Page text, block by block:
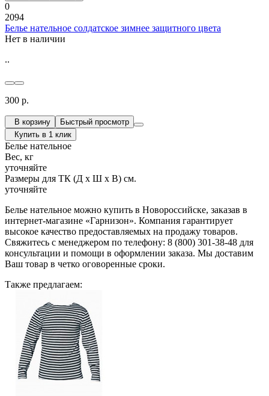
0
2094
Белье нательное солдатское зимнее защитного цвета
Нет в наличии
..
300 р.
В корзину
Быстрый просмотр
Купить в 1 клик
Белье нательное
Вес, кг
уточняйте
Размеры для ТК (Д х Ш х В) см.
уточняйте
Белье нательное можно купить в Новороссийске, заказав в
интернет-магазине «Гарнизон». Компания гарантирует
высокое качество предоставляемых на продажу товаров.
Свяжитесь с менеджером по телефону: 8 (800) 301-38-48 для
консультации и помощи в оформлении заказа. Мы доставим
Ваш товар в четко оговоренные сроки.
Также предлагаем: